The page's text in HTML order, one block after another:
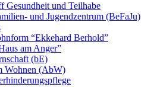
Gesundheit und Teilhabe
und Jugendzentrum (BeFaJu)
“Ekkehard Berhold”
am Anger”
(bE)
Wohnen (AbW)